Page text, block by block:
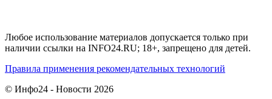
Любое использование материалов допускается только при
наличии ссылки на INFO24.RU; 18+, запрещено для детей.
Правила применения рекомендательных технологий
© Инфо24 - Новости 2026